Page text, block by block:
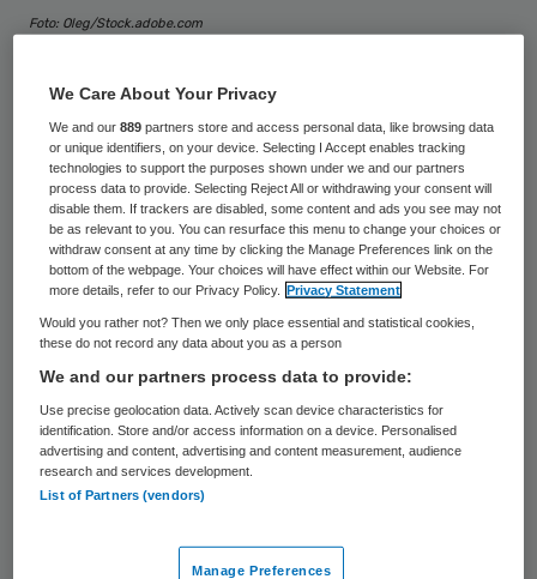
Foto: Oleg/Stock.adobe.com
Het rapportvolgt op een eerdere reactie op
het WOZO-programma van minister Helder.
“We ondersteunen ‘Zelf, Thuis, Digitaal als
het kan’, maar zien tegelijkertijd dat de
groep zeer kwetsbare ouderen in de knel
dreigt te komen”, aldus de Raad. “Op dit
moment wachten al tienduizenden mensen
op een plaats in een verpleeghuis. Het gaat
vaak om schrijnende situaties.” Daarom
focust de Raad zich in het nieuwe advies
op ouderen die op of over de drempel van
de langdurige zorg staan of een indicatie
We Care About Your Privacy
We and our889 partners store and access personal data, like browsing data
or unique identifiers, on your device. Selecting I Accept enables tracking
technologies to support the purposes shown under we and our partners
process data to provide. Selecting Reject All or withdrawing your consent will
disable them. If trackers are disabled, some content and ads you see may not
be as relevant to you. You can resurface this menu to change your choices or
withdraw consent at any time by clicking the Manage Preferences link on the
bottom of the webpage. Your choices will have effect within our Website. For
more details, refer to our Privacy Policy.
Privacy Statement
Would you rather not? Then we only place essential and statistical cookies,
these do not record any data about you as a person
We and our partners process data to provide:
Use precise geolocation data. Actively scan device characteristics for
identification. Store and/or access information on a device. Personalised
advertising and content, advertising and content measurement, audience
research and services development.
List of Partners (vendors)
Manage Preferences